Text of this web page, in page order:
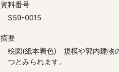
資料番号
S59-0015
摘要
絵図(紙本着色) 規模や郭内建物
つとみられます。